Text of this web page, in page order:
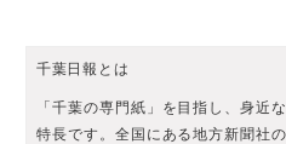
千葉日報とは
「千葉の専門紙」を目指し、身近
特長です。全国にある地方新聞社